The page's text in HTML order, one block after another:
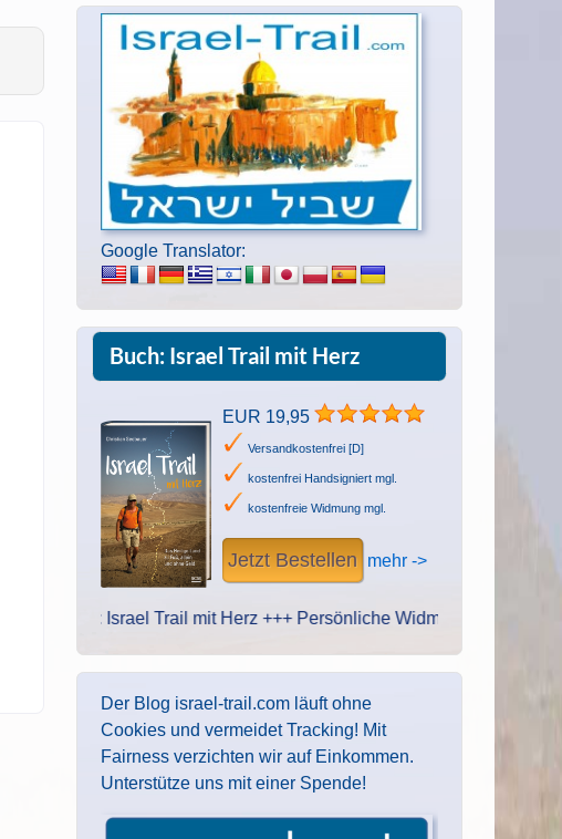
Google Translator:
Buch: Israel Trail mit Herz
EUR 19,95
Versandkostenfrei [D]
kostenfrei Handsigniert mgl.
kostenfreie Widmung mgl.
Jetzt Bestellen mehr ->
Tipp: Israel Trail mit Herz +++ Persönliche Widmung des Autors.
Der Blog israel-trail.com läuft ohne
Cookies und vermeidet Tracking! Mit
Fairness verzichten wir auf Einkommen.
Unterstütze uns mit einer Spende!